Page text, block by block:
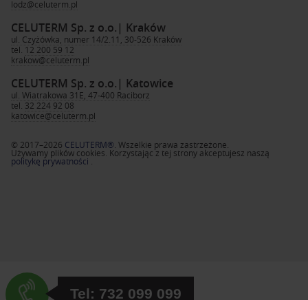
lodz@celuterm.pl
CELUTERM Sp. z o.o. | Kraków
ul. Czyżówka, numer 14/2.11, 30-526 Kraków
tel. 12 200 59 12
krakow@celuterm.pl
CELUTERM Sp. z o.o. | Katowice
ul. Wiatrakowa 31E, 47-400 Raciborz
tel. 32 224 92 08
katowice@celuterm.pl
© 2017–2026 CELUTERM® . Wszelkie prawa zastrzeżone.
Używamy plików cookies. Korzystając z tej strony akceptujesz naszą
politykę prywatności
Tel: 732 099 099